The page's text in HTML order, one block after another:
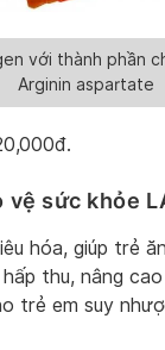
với thành phần
Arginin aspartate
vệ sức khỏe
hóa, giúp trẻ
thu, nâng
trẻ em suy